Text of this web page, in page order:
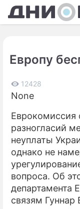
Европу
12428
None
Еврокомиссия
разногласий
неуплаты
однако не
вопроса. Об
департамента
связям Гуннар